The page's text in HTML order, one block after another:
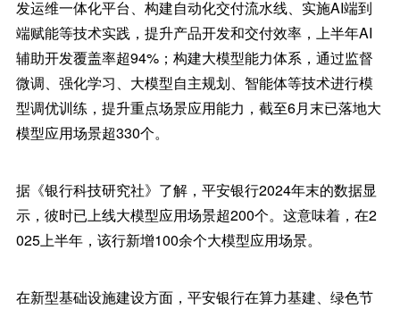
发运维一体化平台、构建自动化交付流水线、实施AI端到
端赋能等技术实践，提升产品开发和交付效率，上半年AI
辅助开发覆盖率超94%；构建大模型能力体系，通过监督
微调、强化学习、大模型自主规划、智能体等技术进行模
型调优训练，提升重点场景应用能力，截至6月末已落地大
模型应用场景超330个。
据《银行科技研究社》了解，平安银行2024年末的数据显
示，彼时已上线大模型应用场景超200个。这意味着，在2
025上半年，该行新增100余个大模型应用场景。
在新型基础设施建设方面，平安银行在算力基建、绿色节